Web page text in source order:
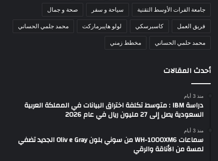
جامعة الفرات الأوسط التقنية سياحة و سفر صحة و جمال
فريق العمل كاسبرسكي لولو هايبرماركت محمد جلمي الحساني
محمد حلمي الحساني مخطط زمني
أحدث المقالات
منذ 3 أيام
دراسة IBM : متوسط تكلفة اختراق البيانات في المملكة العربية
السعودية يصل إلى 27 مليون ريال في عام 2026
منذ 3 أيام
سماعات WH-1000XM6 من سوني بلون Oliv e Gray الجديد تضفي
لمسة من الأناقة والرقي